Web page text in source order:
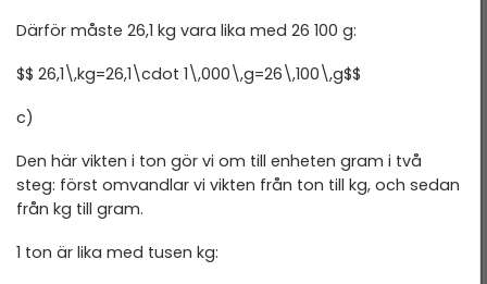
Därför måste 26,1 kg vara lika med 26 100 g:
$$ 26,1\,kg=26,1\cdot 1\,000\,g=26\,100\,g$$
c)
Den här vikten i ton gör vi om till enheten gram i två
steg: först omvandlar vi vikten från ton till kg, och sedan
från kg till gram.
1 ton är lika med tusen kg: